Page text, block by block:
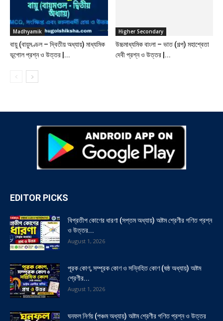
Madhyamik
বায়ু (বায়ুমণ্ডল – দ্বিতীয় অধ্যায়) মাধ্যমিক
ভূগোল প্রশ্ন ও উত্তর |...
Higher Secondary
উচ্চমাধ্যমিক বাংলা – ভাত (গল্প) মহাশ্বেতা
দেবী প্রশ্ন ও উত্তর |...
EDITOR PICKS
বিপ্রতীপ কোণের ধারণা (সপ্তম অধ্যায়) অষ্টম শ্রেণীর গণিত প্রশ্ন
ও উত্তর...
August 1, 2026
পূরক কোণ, সম্পূরক কোণ ও সন্নিহিত কোণ (ষষ্ঠ অধ্যায়) অষ্টম
শ্রেণীর...
August 1, 2026
ঘনফল নির্ণয় (পঞ্চম অধ্যায়) অষ্টম শ্রেণীর গণিত প্রশ্ন ও উত্তর